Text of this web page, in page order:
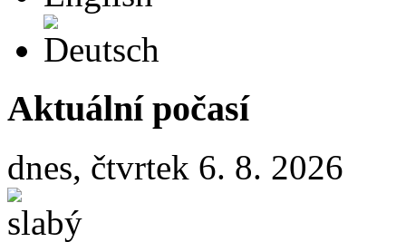
Aktuální počasí
dnes, čtvrtek 6. 8. 2026